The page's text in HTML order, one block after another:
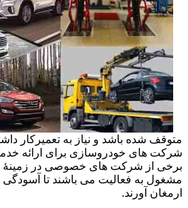
متوقف شده باشد و نیاز به تعمیرکار
شرکت های خودروسازی برای ارائه
برخی از شرکت های خصوصی در زمینۀ
مشغول به فعالیت می باشند تا آسودگی
ارمغان آورند.